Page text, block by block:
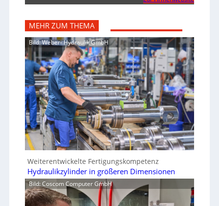
MEHR ZUM THEMA
Bild: Weber- Hydraulik GmbH
Weiterentwickelte Fertigungskompetenz
Hydraulikzylinder in größeren Dimensionen
Bild: Coscom Computer GmbH